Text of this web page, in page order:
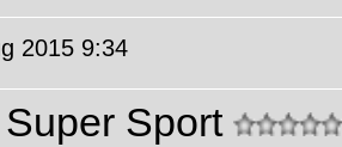
2015 9:34
Sport